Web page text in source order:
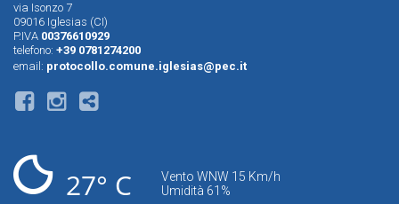
via Isonzo 7
09016 Iglesias (CI)
P.IVA 00376610929
telefono: +39 0781274200
email: protocollo.comune.iglesias@pec.it
27° C
Vento WNW 15 Km/h
Umidità 61%